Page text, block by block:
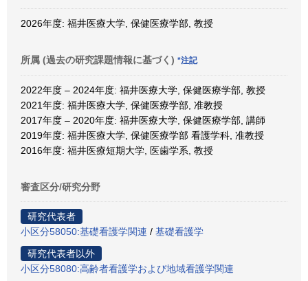
2026年度: 福井医療大学, 保健医療学部, 教授
所属 (過去の研究課題情報に基づく) *注記
2022年度 – 2024年度: 福井医療大学, 保健医療学部, 教授
2021年度: 福井医療大学, 保健医療学部, 准教授
2017年度 – 2020年度: 福井医療大学, 保健医療学部, 講師
2019年度: 福井医療大学, 保健医療学部 看護学科, 准教授
2016年度: 福井医療短期大学, 医歯学系, 教授
審査区分/研究分野
研究代表者
小区分58050:基礎看護学関連 / 基礎看護学
研究代表者以外
小区分58080:高齢者看護学および地域看護学関連